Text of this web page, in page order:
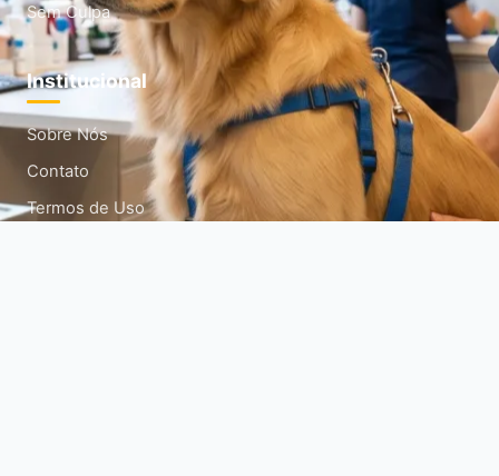
Sem Culpa
Institucional
Sobre Nós
Contato
Termos de Uso